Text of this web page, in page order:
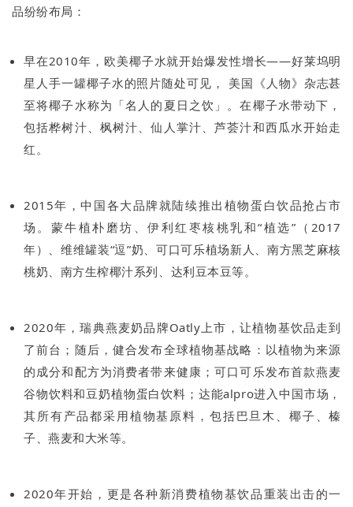
品纷纷布局：
早在2010年，欧美椰子水就开始爆发性增长——好莱坞明
星人手一罐椰子水的照片随处可见， 美国《人物》杂志甚
至将椰子水称为「名人的夏日之饮」。在椰子水带动下，
包括桦树汁、枫树汁、仙人掌汁、芦荟汁和西瓜水开始走
红。
2015年，中国各大品牌就陆续推出植物蛋白饮品抢占市
场。蒙牛植朴磨坊、伊利红枣核桃乳和“植选”（2017
年）、维维罐装“逗”奶、可口可乐植场新人、南方黑芝麻核
桃奶、南方生榨椰汁系列、达利豆本豆等。
2020年，瑞典燕麦奶品牌Oatly上市，让植物基饮品走到
了前台；随后，健合发布全球植物基战略：以植物为来源
的成分和配方为消费者带来健康；可口可乐发布首款燕麦
谷物饮料和豆奶植物蛋白饮料；达能alpro进入中国市场，
其所有产品都采用植物基原料，包括巴旦木、椰子、榛
子、燕麦和大米等。
2020年开始，更是各种新消费植物基饮品重装出击的一